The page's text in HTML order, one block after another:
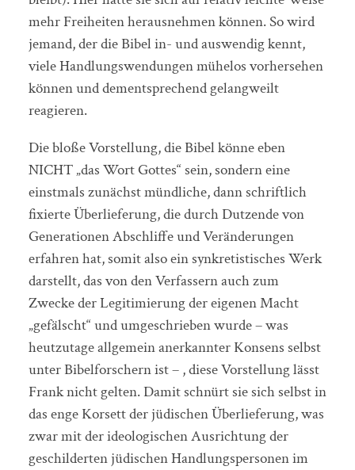
mehr Freiheiten herausnehmen können. So wird
jemand, der die Bibel in- und auswendig kennt,
viele Handlungswendungen mühelos vorhersehen
können und dementsprechend gelangweilt
reagieren.
Die bloße Vorstellung, die Bibel könne eben
NICHT „das Wort Gottes“ sein, sondern eine
einstmals zunächst mündliche, dann schriftlich
fixierte Überlieferung, die durch Dutzende von
Generationen Abschliffe und Veränderungen
erfahren hat, somit also ein synkretistisches Werk
darstellt, das von den Verfassern auch zum
Zwecke der Legitimierung der eigenen Macht
„gefälscht“ und umgeschrieben wurde – was
heutzutage allgemein anerkannter Konsens selbst
unter Bibelforschern ist – , diese Vorstellung lässt
Frank nicht gelten. Damit schnürt sie sich selbst in
das enge Korsett der jüdischen Überlieferung, was
zwar mit der ideologischen Ausrichtung der
geschilderten jüdischen Handlungspersonen im